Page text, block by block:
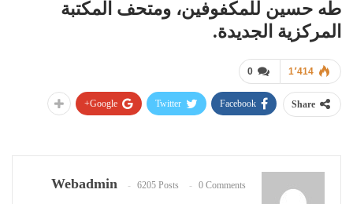
طه حسين للمكفوفين، ومتحف المكتبة
المركزية الجديدة.
0 1٬414
Share
Facebook
Twitter
Google+
Webadmin 6205 Posts 0 Comments